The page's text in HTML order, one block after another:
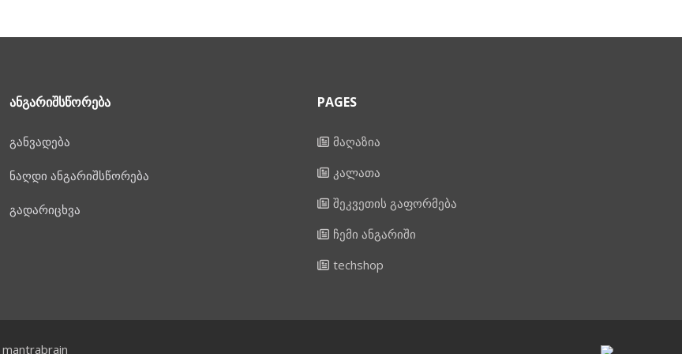
ᲐᲜᲒᲐᲠᲘᲨᲡᲬᲝᲠᲔᲑᲐ
განვადება
ნაღდი ანგარიშსწორება
გადარიცხვა
PAGES
მაღაზია
კალათა
შეკვეთის გაფორმება
ჩემი ანგარიში
techshop
mantrabrain